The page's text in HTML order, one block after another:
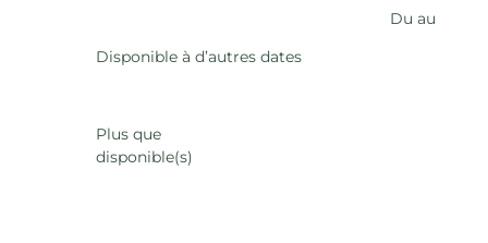
Du au
Disponible à d’autres dates
Plus que
disponible(s)